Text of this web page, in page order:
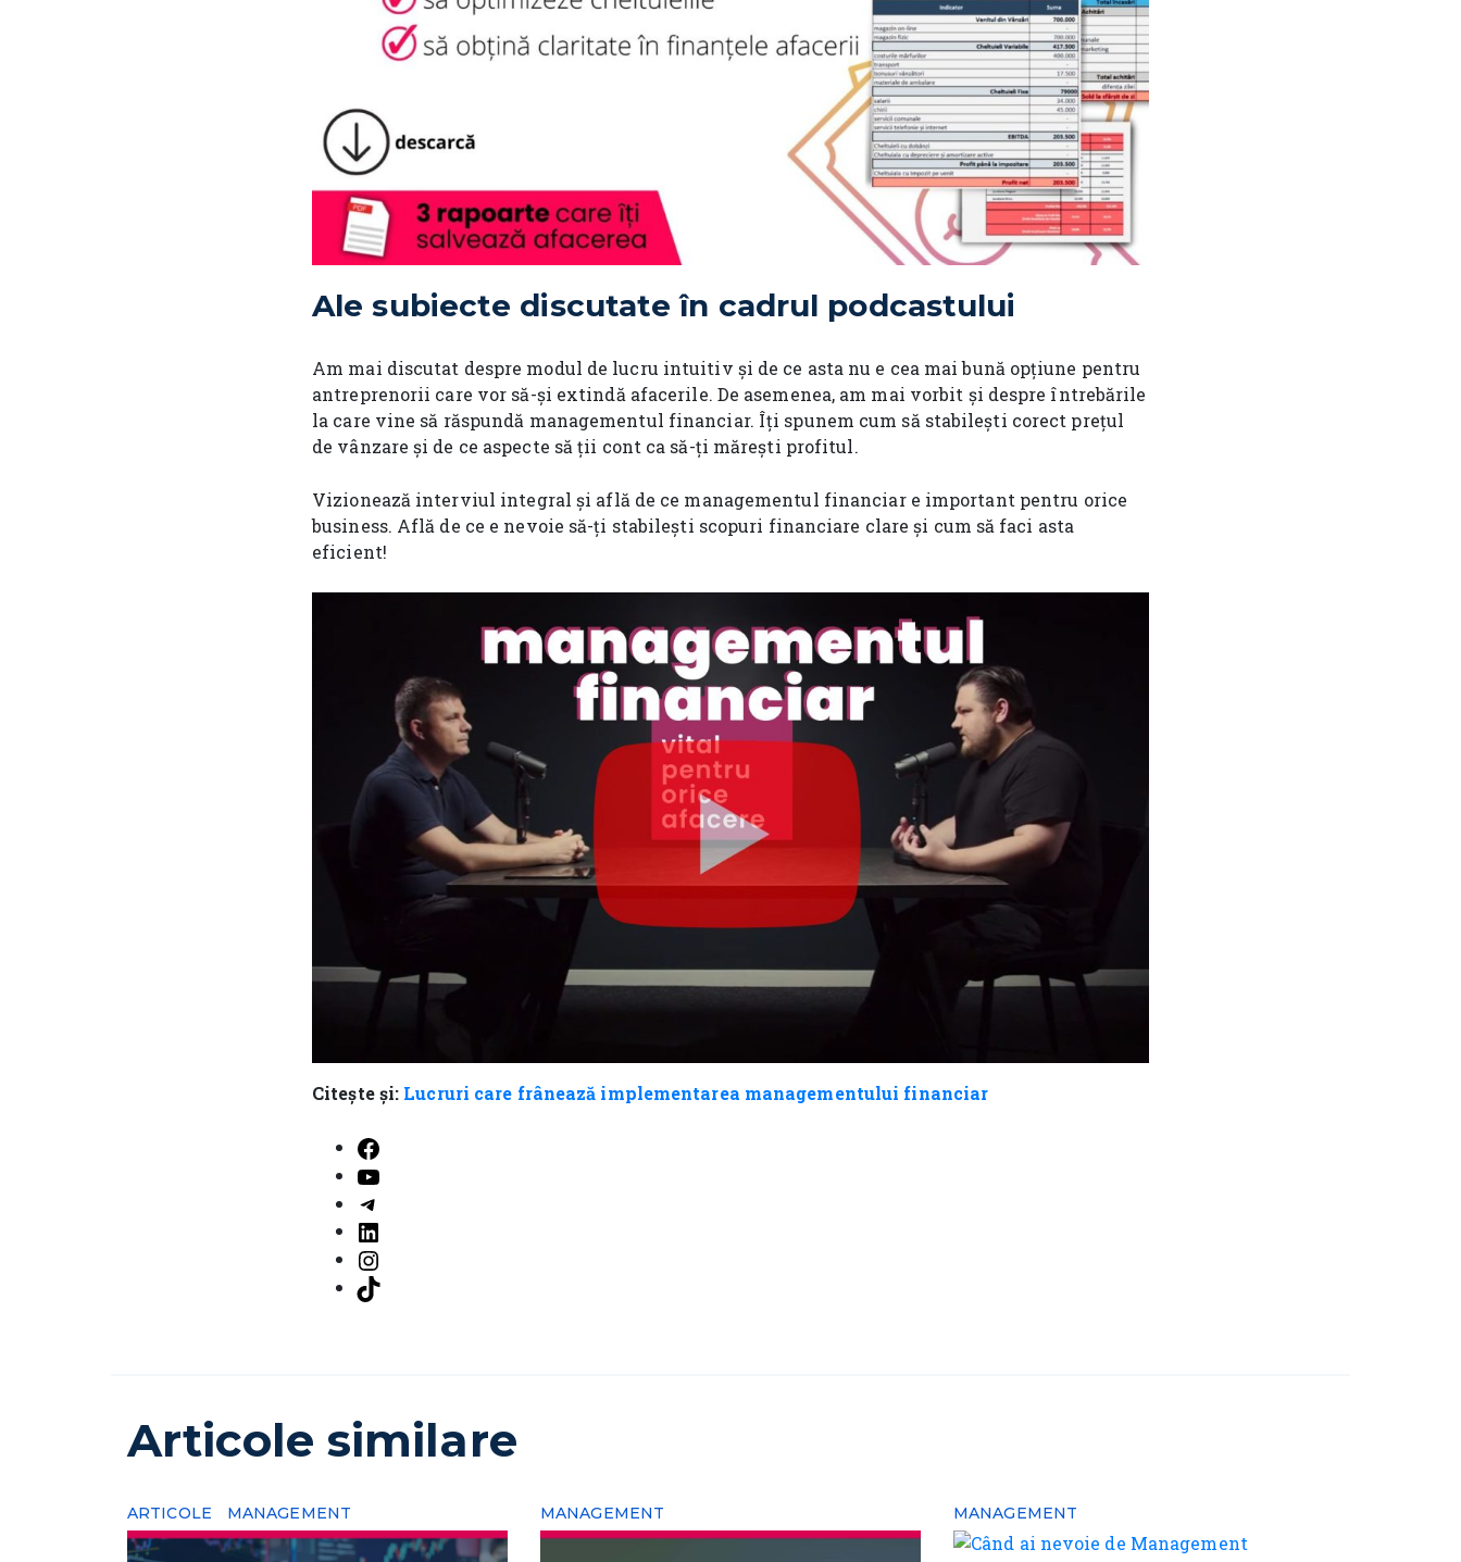
Ale subiecte discutate în cadrul podcastului
Am mai discutat despre modul de lucru intuitiv și de ce asta nu e cea mai bună opțiune pentru
antreprenorii care vor să-și extindă afacerile. De asemenea, am mai vorbit și despre întrebările
la care vine să răspundă managementul financiar. Îți spunem cum să stabilești corect prețul
de vânzare și de ce aspecte să ții cont ca să-ți mărești profitul.
Vizionează interviul integral și află de ce managementul financiar e important pentru orice
business. Află de ce e nevoie să-ți stabilești scopuri financiare clare și cum să faci asta
eficient!
Citește și: Lucruri care frânează implementarea managementului financiar
Articole similare
ARTICOLE MANAGEMENT MANAGEMENT MANAGEMENT